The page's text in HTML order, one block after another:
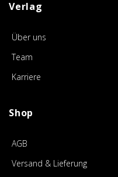
Verlag
Über uns
Team
Karriere
Shop
AGB
Versand & Lieferung